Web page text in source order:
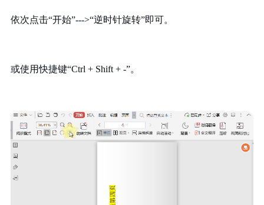
依次点击“开始”--->“逆时针旋转”即可。
或使用快捷键“Ctrl + Shift + -”。